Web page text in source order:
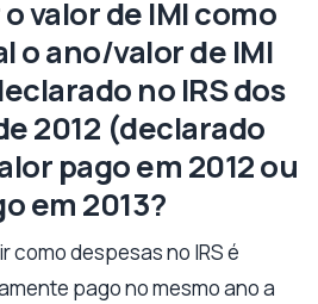
valor de IMI como
o ano/valor de IMI
no IRS dos
2012 (declarado
pago em 2012 ou
em 2013?
como despesas no IRS é
pago no mesmo ano a